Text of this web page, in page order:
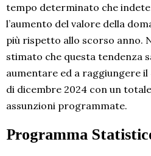
tempo determinato che
l’aumento del valore della
più rispetto allo scorso anno.
stimato che questa tendenza
aumentare ed a raggiungere
di dicembre 2024 con un
assunzioni programmate.
Programma